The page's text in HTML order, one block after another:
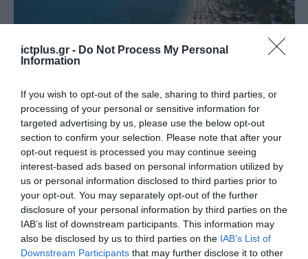
ictplus.gr - Do Not Process My Personal
Information
If you wish to opt-out of the sale, sharing to third parties, or
processing of your personal or sensitive information for
targeted advertising by us, please use the below opt-out
section to confirm your selection. Please note that after your
opt-out request is processed you may continue seeing
interest-based ads based on personal information utilized by
us or personal information disclosed to third parties prior to
your opt-out. You may separately opt-out of the further
disclosure of your personal information by third parties on the
IAB’s list of downstream participants. This information may
also be disclosed by us to third parties on the IAB’s List of
Downstream Participants that may further disclose it to other
ΟΙΚΟΝΟΜΙΑ
Στο 90% η ολοκλήρωση των
ηλεκτρονικών δημοπρασιών για
τις παραλίες
26.06.2024